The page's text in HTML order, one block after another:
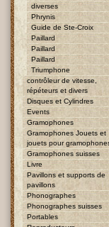
diverses
Phrynis
Guide de Ste-Croix
Paillard
Paillard
Paillard
Triumphone
contrôleur de vitesse,
répéteurs et divers
Disques et Cylindres
Events
Gramophones
Gramophones Jouets et
jouets pour
Gramophones suisses
Livre
Pavillons et supports de
pavillons
Phonographes
Phonographes suisses
Portables